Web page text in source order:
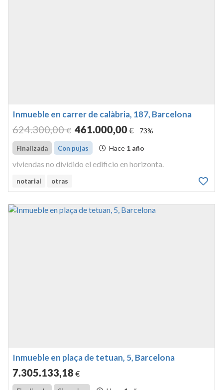
Inmueble en carrer de calàbria, 187, Barcelona
624.300,00 € 461.000,00€ 73%
Finalizada Con pujas Hace 1 año
viviendas no dividido el edificio en horizonta.
notarial otras
Inmueble en plaça de tetuan, 5, Barcelona
7.305.133,18 €